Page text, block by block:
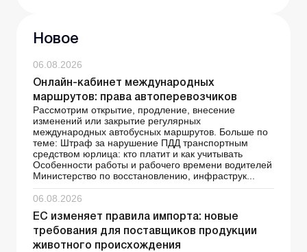
Новое
06.08.2026
Онлайн-кабинет международных
маршрутов: права автоперевозчиков
Рассмотрим открытие, продление, внесение
изменений или закрытие регулярных
международных автобусных маршрутов. Больше по
теме: Штраф за нарушение ПДД транспортным
средством юрлица: кто платит и как учитывать
Особенности работы и рабочего времени водителей
Министерство по восстановлению, инфраструк...
06.08.2026
ЕС изменяет правила импорта: новые
требования для поставщиков продукции
животного происхождения